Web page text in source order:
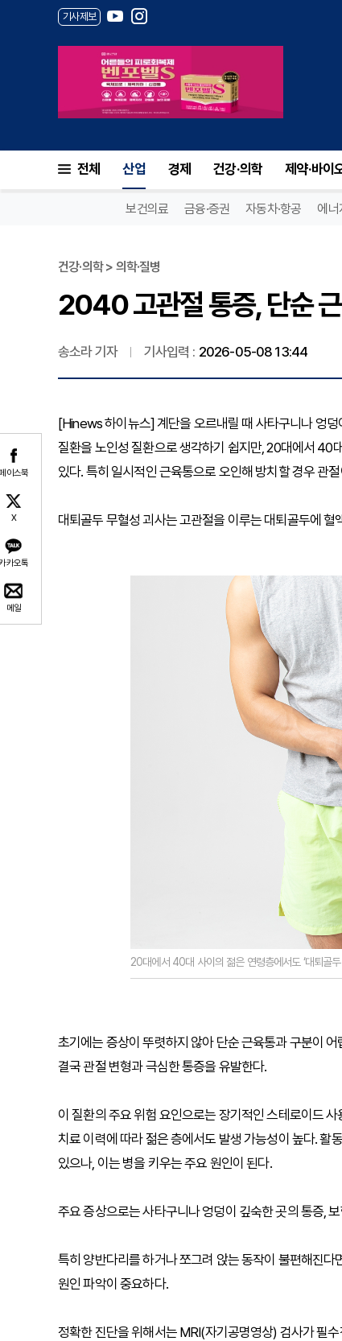
기사제보
전체 산업 경제 건강·의학 제약·바이
보건의료 금융·증권 자동차·항공 에너
이스북
X
카오톡
메일
건강·의학 > 의학·질병
2040 고관절 통증, 단순 근
송소라 기자 기사입력 : 2026-05-08 13:44
[Hinews 하이뉴스] 계단을 오르내릴 때 사타구니나 엉
질환을 노인성 질환으로 생각하기 쉽지만, 20대에서 40
있다. 특히 일시적인 근육통으로 오인해 방치할 경우 관
대퇴골두 무혈성 괴사는 고관절을 이루는 대퇴골두에
20대에서 40대 사이의 젊은 연령층에서도 ‘대퇴골
초기에는 증상이 뚜렷하지 않아 단순 근육통과 구분이
결국 관절 변형과 극심한 통증을 유발한다.
이 질환의 주요 위험 요인으로는 장기적인 스테로이드
치료 이력에 따라 젊은 층에서도 발생 가능성이 높다. 활
있으나, 이는 병을 키우는 주요 원인이 된다.
주요 증상으로는 사타구니나 엉덩이 깊숙한 곳의 통증,
특히 양반다리를 하거나 쪼그려 앉는 동작이 불편해진
원인 파악이 중요하다.
정확한 진단을 위해서는 MRI(자기공명영상) 검사가 필